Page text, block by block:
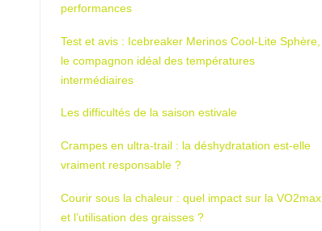
performances
Test et avis : Icebreaker Merinos Cool-Lite Sphère,
le compagnon idéal des températures
intermédiaires
Les difficultés de la saison estivale
Crampes en ultra-trail : la déshydratation est-elle
vraiment responsable ?
Courir sous la chaleur : quel impact sur la VO2max
et l’utilisation des graisses ?